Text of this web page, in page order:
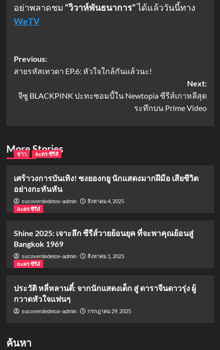
อย่าพลาดชม “วิวาห์พันธนาการ”ได้แล้ววันนี้ทาง
WeTV
Post
navigation
Previous:
สายรหัสเทวดา EP.6: หัวใจใกล้กันแล้วนะ!
Next:
จีซู BLACKPINK ปะทะซอมบี้ใน Newtopia ซีรีส์เกาหลีสุด
ระทึกบน Prime Video
More Stories
ข่าว ละคร ซีรีส์
เศร้าวงการบันเทิง! ซงยองกยู นักแสดงมากฝีมือ เสียชีวิต
อย่างกะทันหัน
sucoverdedetox-admin
สิงหาคม 4, 2025
ละคร ซีรีส์
Shine 2025: เจาะลึก ซีรีส์วายย้อนยุค ที่จะพาคุณย้อนสู่
Bangkok 1969
sucoverdedetox-admin
สิงหาคม 1, 2025
ละคร ซีรีส์
ประวัติ หลี่หลานตี๋: จากนักแสดงเด็ก สู่ ดาราจีนดาวรุ่ง ผู้
กวาดหัวใจแฟนๆ
sucoverdedetox-admin กรกฎาคม 29, 2025
ค้นหา